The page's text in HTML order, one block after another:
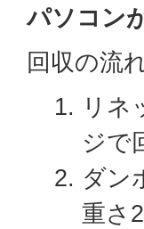
パソコン
回収の流
リネ
ジで
ダン
重さ